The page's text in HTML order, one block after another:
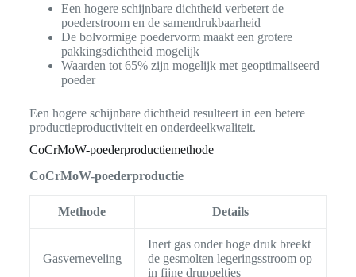
Een hogere schijnbare dichtheid verbetert de
poederstroom en de samendrukbaarheid
De bolvormige poedervorm maakt een grotere
pakkingsdichtheid mogelijk
Waarden tot 65% zijn mogelijk met geoptimaliseerd
poeder
Een hogere schijnbare dichtheid resulteert in een betere
productieproductiviteit en onderdeelkwaliteit.
CoCrMoW-poederproductiemethode
CoCrMoW-poederproductie
Methode Details
Gasverneveling
Inert gas onder hoge druk breekt
de gesmolten legeringsstroom op
in fijne druppeltjes